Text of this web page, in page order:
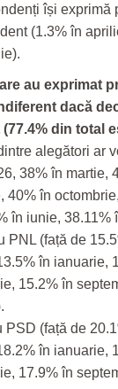
își exprimă
(1.3% în
au exprimat
dacă
din total
alegători ar
38% în martie,
40% în
în iunie, 38.11%
PNL (față de
în ianuarie,
15.2% în
PSD (față de
în ianuarie,
17.9% în